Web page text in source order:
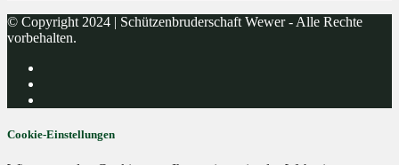
© Copyright 2024 | Schützenbruderschaft Wewer - Alle Rechte
vorbehalten.
Cookie-Einstellungen